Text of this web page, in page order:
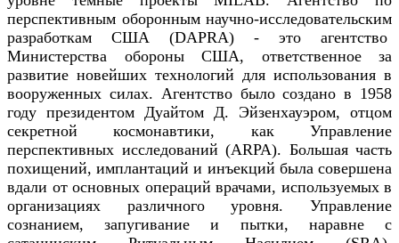
перспективным оборонным научно-исследовательским
разработкам США (DAPRA) - это агентство
Министерства обороны США, ответственное за
развитие новейших технологий для использования в
вооруженных силах. Агентство было создано в 1958
году президентом Дуайтом Д. Эйзенхауэром, отцом
секретной космонавтики, как Управление
перспективных исследований (ARPA). Большая часть
похищений, имплантаций и инъекций была совершена
вдали от основных операций врачами, используемых в
организациях различного уровня. Управление
сознанием, запугивание и пытки, наравне с